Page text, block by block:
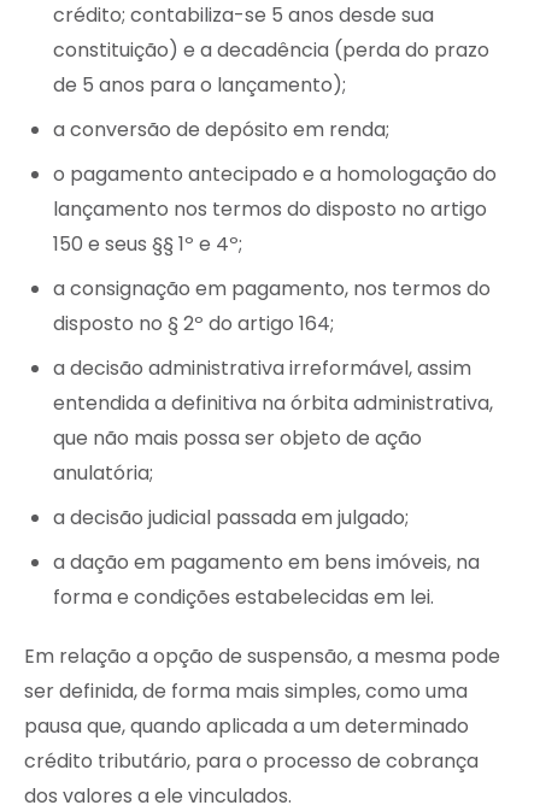
crédito; contabiliza-se 5 anos desde sua
constituição) e a decadência (perda do prazo
de 5 anos para o lançamento);
a conversão de depósito em renda;
o pagamento antecipado e a homologação do
lançamento nos termos do disposto no artigo
150 e seus §§ 1º e 4º;
a consignação em pagamento, nos termos do
disposto no § 2º do artigo 164;
a decisão administrativa irreformável, assim
entendida a definitiva na órbita administrativa,
que não mais possa ser objeto de ação
anulatória;
a decisão judicial passada em julgado;
a dação em pagamento em bens imóveis, na
forma e condições estabelecidas em lei.
Em relação a opção de suspensão, a mesma pode
ser definida, de forma mais simples, como uma
pausa que, quando aplicada a um determinado
crédito tributário, para o processo de cobrança
dos valores a ele vinculados.